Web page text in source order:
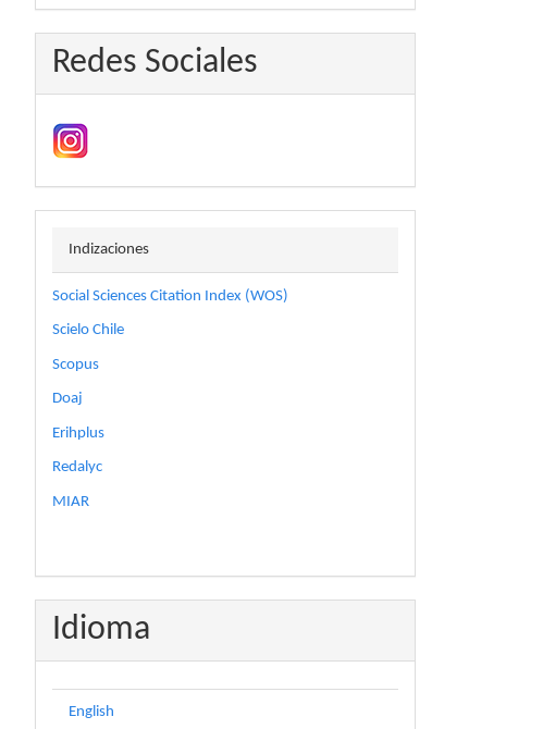
Redes Sociales
indizaciones
Indizaciones
Social Sciences Citation Index (WOS)
Scielo Chile
Scopus
Doaj
Erihplus
Redalyc
MIAR
Idioma
English